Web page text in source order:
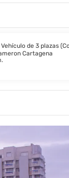
de 3 plazas
Cartagena